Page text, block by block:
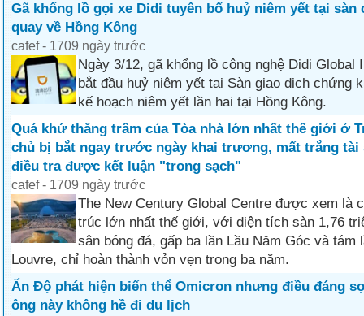
Gã khổng lồ gọi xe Didi tuyên bố huỷ niêm yết tại sàn
quay về Hồng Kông
cafef - 1709 ngày trước
Ngày 3/12, gã khổng lồ công nghệ Didi Global
bắt đầu huỷ niêm yết tại Sàn giao dịch chứng
kế hoạch niêm yết lần hai tại Hồng Kông.
Quá khứ thăng trầm của Tòa nhà lớn nhất thế giới ở
chủ bị bắt ngay trước ngày khai trương, mất trắng tài
điều tra được kết luận "trong sạch"
cafef - 1709 ngày trước
The New Century Global Centre được xem là
trúc lớn nhất thế giới, với diện tích sàn 1,76
sân bóng đá, gấp ba lần Lầu Năm Góc và tám
Louvre, chỉ hoàn thành vỏn vẹn trong ba năm.
Ấn Độ phát hiện biến thể Omicron nhưng điều đáng
ông này không hề đi du lịch